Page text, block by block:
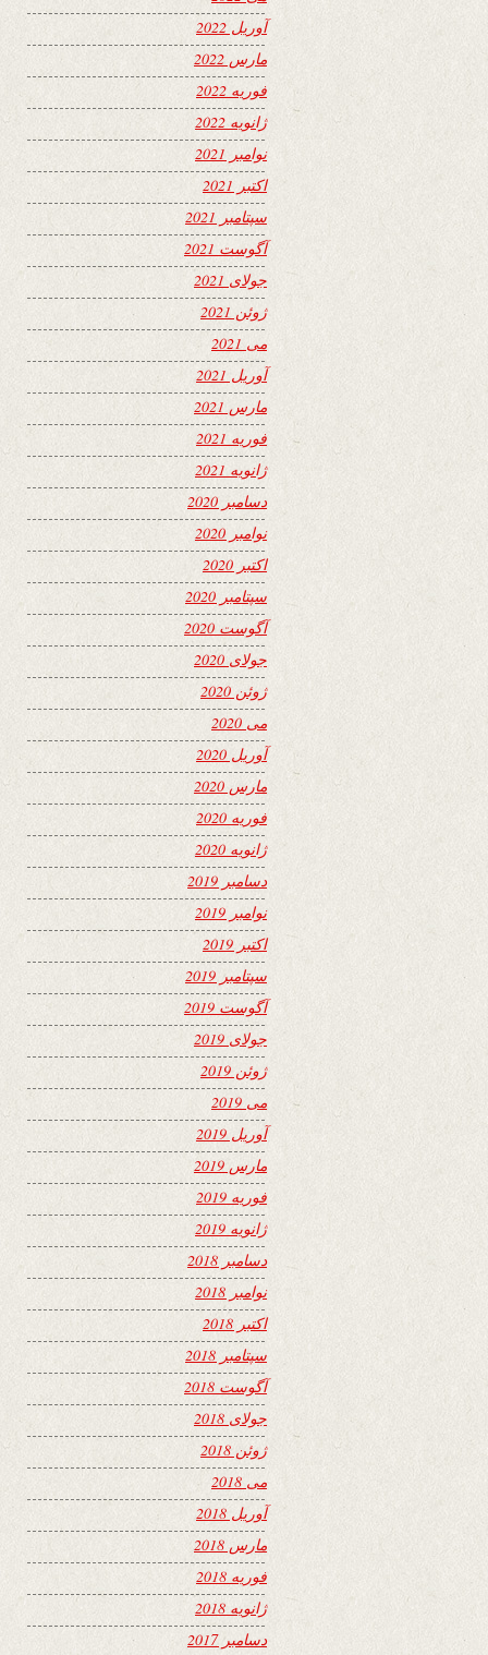
آوریل 2022
مارس 2022
فوریه 2022
ژانویه 2022
نوامبر 2021
اکتبر 2021
سپتامبر 2021
آگوست 2021
جولای 2021
ژوئن 2021
می 2021
آوریل 2021
مارس 2021
فوریه 2021
ژانویه 2021
دسامبر 2020
نوامبر 2020
اکتبر 2020
سپتامبر 2020
آگوست 2020
جولای 2020
ژوئن 2020
می 2020
آوریل 2020
مارس 2020
فوریه 2020
ژانویه 2020
دسامبر 2019
نوامبر 2019
اکتبر 2019
سپتامبر 2019
آگوست 2019
جولای 2019
ژوئن 2019
می 2019
آوریل 2019
مارس 2019
فوریه 2019
ژانویه 2019
دسامبر 2018
نوامبر 2018
اکتبر 2018
سپتامبر 2018
آگوست 2018
جولای 2018
ژوئن 2018
می 2018
آوریل 2018
مارس 2018
فوریه 2018
ژانویه 2018
دسامبر 2017